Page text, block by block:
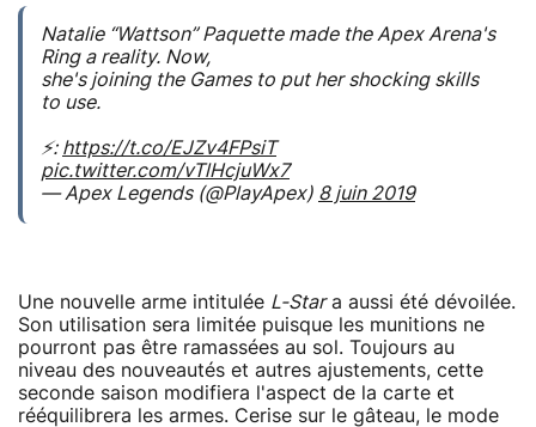
Natalie “Wattson” Paquette made the Apex Arena's
Ring a reality. Now,
she's joining the Games to put her shocking skills
to use.
⚡: https://t.co/EJZv4FPsiT
pic.twitter.com/vTlHcjuWx7
— Apex Legends (@PlayApex) 8 juin 2019
Une nouvelle arme intitulée L-Stara aussi été dévoilée.
Son utilisation sera limitée puisque les munitions ne
pourront pas être ramassées au sol. Toujours au
niveau des nouveautés et autres ajustements, cette
seconde saison modifiera l'aspect de la carte et
rééquilibrera les armes. Cerise sur le gâteau, le mode